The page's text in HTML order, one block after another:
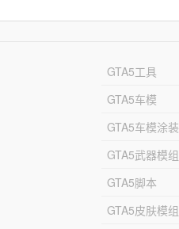
GTA5工具
GTA5车模
GTA5车模涂装
GTA5武器模组
GTA5脚本
GTA5皮肤模组